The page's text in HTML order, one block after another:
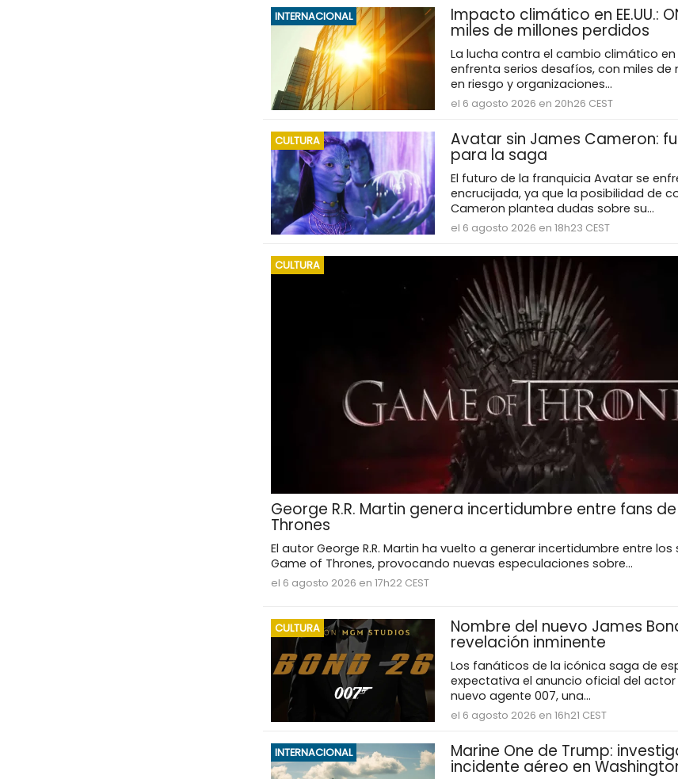
INTERNACIONAL Impacto climático en EE.UU.:
miles de millones perdidos
La lucha contra el cambio climático en
enfrenta serios desafíos, con miles de
en riesgo y organizaciones...
el 6 agosto 2026 en 20h26 CEST
CULTURA Avatar sin James Cameron:
para la saga
El futuro de la franquicia Avatar se
encrucijada, ya que la posibilidad de
Cameron plantea dudas sobre su...
el 6 agosto 2026 en 18h23 CEST
CULTURA
George R.R. Martin genera incertidumbre entre fans
Thrones
El autor George R.R. Martin ha vuelto a generar incertidumbre entre
Game of Thrones, provocando nuevas especulaciones sobre...
el 6 agosto 2026 en 17h22 CEST
CULTURA Nombre del nuevo James
revelación inminente
Los fanáticos de la icónica saga de
expectativa el anuncio oficial del
nuevo agente 007, una...
el 6 agosto 2026 en 16h21 CEST
INTERNACIONAL Marine One de Trump:
incidente aéreo en